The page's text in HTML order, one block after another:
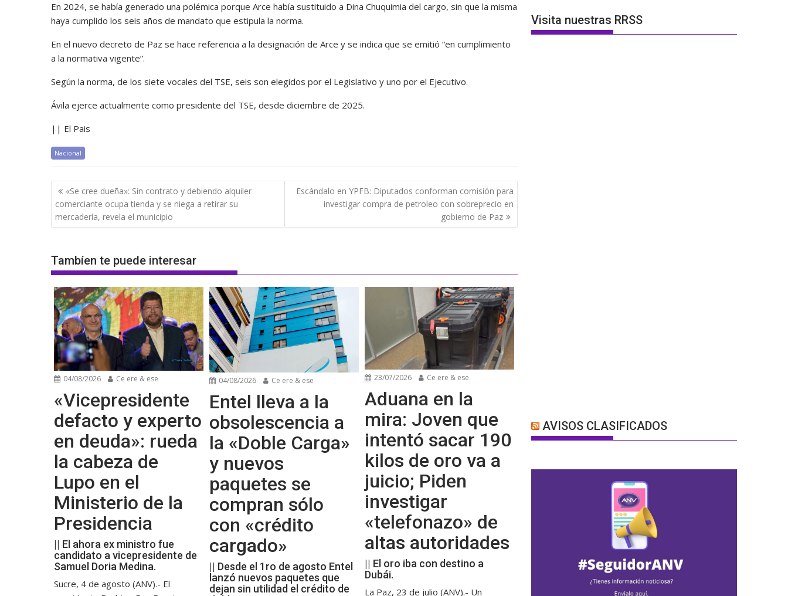
En 2024, se había generado una polémica porque Arce había sustituido a Dina Chuquimia del cargo, sin que la misma
haya cumplido los seis años de mandato que estipula la norma.
En el nuevo decreto de Paz se hace referencia a la designación de Arce y se indica que se emitió “en cumplimiento
a la normativa vigente”.
Según la norma, de los siete vocales del TSE, seis son elegidos por el Legislativo y uno por el Ejecutivo.
Ávila ejerce actualmente como presidente del TSE, desde diciembre de 2025.
|| El Pais
Nacional
Navegación
de
entradas
«Se cree dueña»: Sin contrato y debiendo alquiler
comerciante ocupa tienda y se niega a retirar su
mercadería, revela el municipio
Escándalo en YPFB: Diputados conforman comisión para
investigar compra de petroleo con sobreprecio en
gobierno de Paz
Tambíen te puede interesar
04/08/2026 Ce ere & ese
«Vicepresidente
defacto y experto
en deuda»: rueda
la cabeza de
Lupo en el
Ministerio de la
Presidencia
|| El ahora ex ministro fue
candidato a vicepresidente de
Samuel Doria Medina.
Sucre, 4 de agosto (ANV).- El
04/08/2026 Ce ere & ese
Entel lleva a la
obsolescencia a
la «Doble Carga»
y nuevos
paquetes se
compran sólo
con «crédito
cargado»
|| Desde el 1ro de agosto Entel
lanzó nuevos paquetes que
dejan sin utilidad el crédito de
23/07/2026 Ce ere & ese
Aduana en la
mira: Joven que
intentó sacar 190
kilos de oro va a
juicio; Piden
investigar
«telefonazo» de
altas autoridades
|| El oro iba con destino a
Dubái.
La Paz, 23 de julio (ANV).- Un
Visita nuestras RRSS
AVISOS CLASIFICADOS